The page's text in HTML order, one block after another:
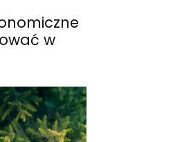
w